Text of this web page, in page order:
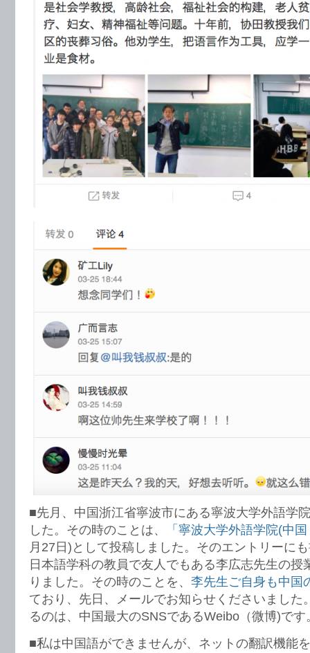
■先月、中国浙江省寧波市にある寧波大学外語学
した。その時のことは、
「寧波大学外語学院(中
月27日)として投稿しました。そのエントリーに
日本語学科の教員で友人でもある李広志先生の授
りました。その時のことを、 李先生ご自身も中国
ており、先日、メールでお知らせくださいました
るのは、中国最大のSNSであるWeibo（微博)です
■私は中国語ができませんが、ネットの翻訳機能